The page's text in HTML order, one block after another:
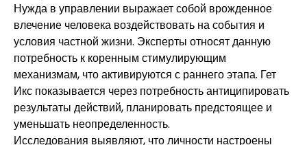
Нужда в управлении выражает собой врожденное
влечение человека воздействовать на события и
условия частной жизни. Эксперты относят данную
потребность к коренным стимулирующим
механизмам, что активируются с раннего этапа. Гет
Икс показывается через потребность антиципировать
результаты действий, планировать предстоящее и
уменьшать неопределенность.
Исследования выявляют, что личности настроены